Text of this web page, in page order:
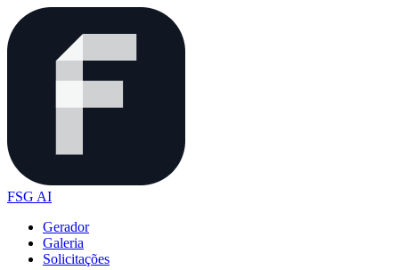
FSG AI
Gerador
Galeria
Solicitações